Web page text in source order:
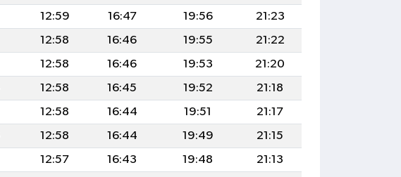
12:59 16:47 19:56
21:23
12:58 16:46 19:55
21:22
12:58 16:46 19:53
21:20
12:58 16:45 19:52
21:18
12:58 16:44 19:51
21:17
12:58 16:44 19:49
21:15
12:57 16:43 19:48
21:13